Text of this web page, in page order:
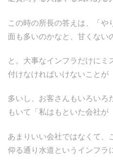
この時の所長の答えは、「や
面も多いのかなと、甘くない
と。大事なインフラだけにミ
付けなければいけないことが
多いし、お客さんもいろいろ
もいて「私はもといた会社が
あまりいい会社ではなくて、
仰る通り水道というインフラ